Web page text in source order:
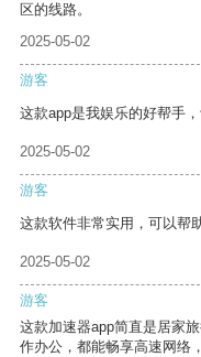
区的线路。
2025-05-02
游客
这款app是我娱乐的好帮手
2025-05-02
游客
这款软件非常实用，可以帮
2025-05-02
游客
这款加速器app简直是居家
作办公，都能畅享高速网络